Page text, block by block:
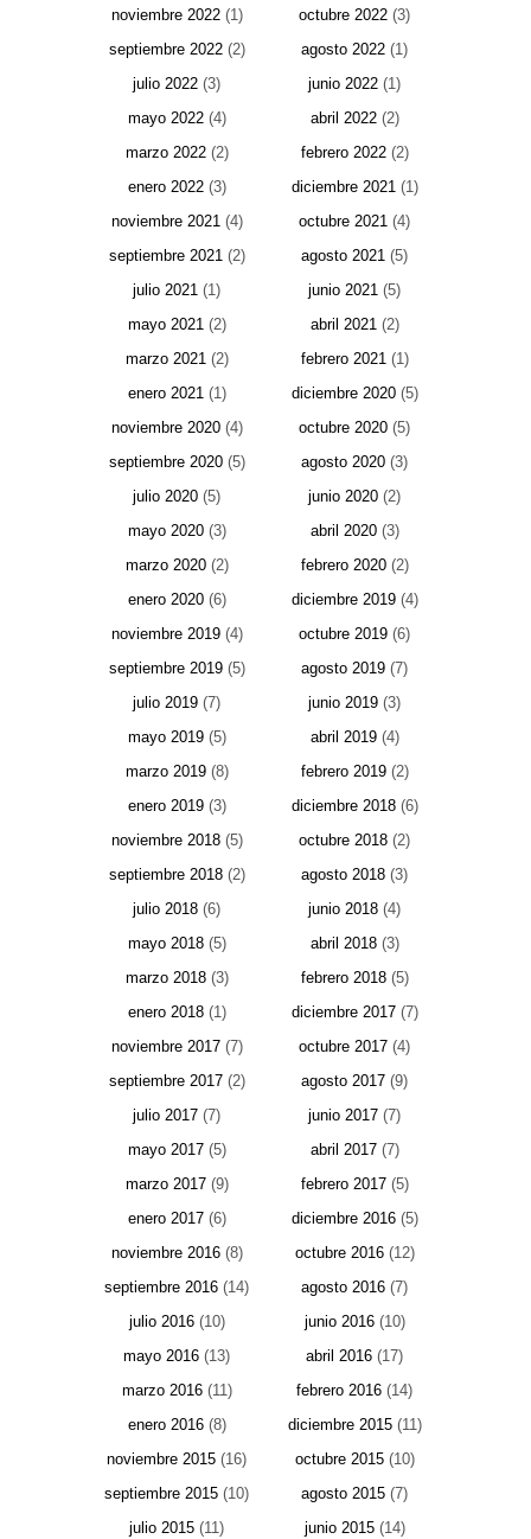
noviembre 2022(1) octubre 2022 (3)
septiembre 2022(2) agosto 2022 (1)
julio 2022 (3) junio 2022 (1)
mayo 2022(4) abril 2022(2)
marzo 2022(2) febrero 2022(2)
enero 2022(3) diciembre 2021(1)
noviembre 2021(4) octubre 2021 (4)
septiembre 2021(2) agosto 2021 (5)
julio 2021 (1) junio 2021 (5)
mayo 2021(2) abril 2021(2)
marzo 2021(2) febrero 2021(1)
enero 2021(1) diciembre 2020(5)
noviembre 2020(4) octubre 2020 (5)
septiembre 2020(5) agosto 2020 (3)
julio 2020 (5) junio 2020 (2)
mayo 2020(3) abril 2020(3)
marzo 2020(2) febrero 2020(2)
enero 2020(6) diciembre 2019(4)
noviembre 2019(4) octubre 2019 (6)
septiembre 2019(5) agosto 2019 (7)
julio 2019 (7) junio 2019 (3)
mayo 2019(5) abril 2019(4)
marzo 2019(8) febrero 2019(2)
enero 2019(3) diciembre 2018(6)
noviembre 2018(5) octubre 2018 (2)
septiembre 2018(2) agosto 2018 (3)
julio 2018 (6) junio 2018 (4)
mayo 2018(5) abril 2018(3)
marzo 2018(3) febrero 2018(5)
enero 2018(1) diciembre 2017(7)
noviembre 2017(7) octubre 2017 (4)
septiembre 2017(2) agosto 2017 (9)
julio 2017 (7) junio 2017 (7)
mayo 2017(5) abril 2017(7)
marzo 2017(9) febrero 2017(5)
enero 2017(6) diciembre 2016(5)
noviembre 2016(8) octubre 2016(12)
septiembre 2016 (14) agosto 2016 (7)
julio 2016(10) junio 2016(10)
mayo 2016 (13) abril 2016 (17)
marzo 2016(11) febrero 2016 (14)
enero 2016(8) diciembre 2015(11)
noviembre 2015 (16) octubre 2015(10)
septiembre 2015 (10) agosto 2015 (7)
julio 2015 (11) junio 2015(14)